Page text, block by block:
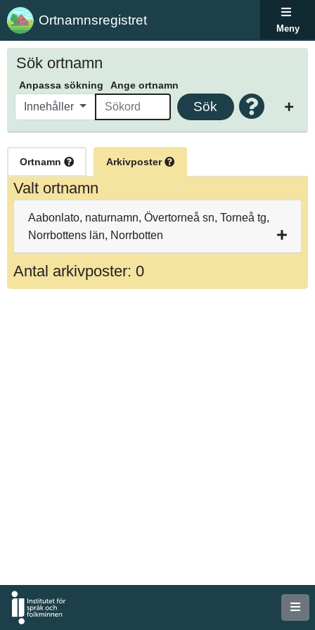
Ortnamnsregistret
Meny
Sök ortnamn
Anpassa sökning Ange ortnamn
Innehåller Sök
Ortnamn Arkivposter
Valt ortnamn
Aabonlato, naturnamn, Övertorneå sn, Torneå tg,
Norrbottens län, Norrbotten
Antal arkivposter: 0